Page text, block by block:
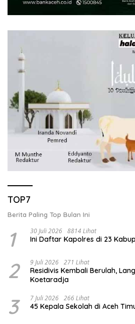
TOP7
Berita Paling Top Bulan Ini
1 30 Juli 2026 8814 Lihat
Ini Daftar Kapolres di 23
2 9 Juli 2026 271 Lihat
Residivis Kembali Berulah,
Koetaradja
3 7 Juli 2026 266 Lihat
45 Kepala Sekolah di Aceh